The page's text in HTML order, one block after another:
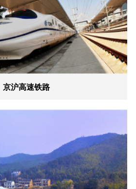
京沪高速铁路